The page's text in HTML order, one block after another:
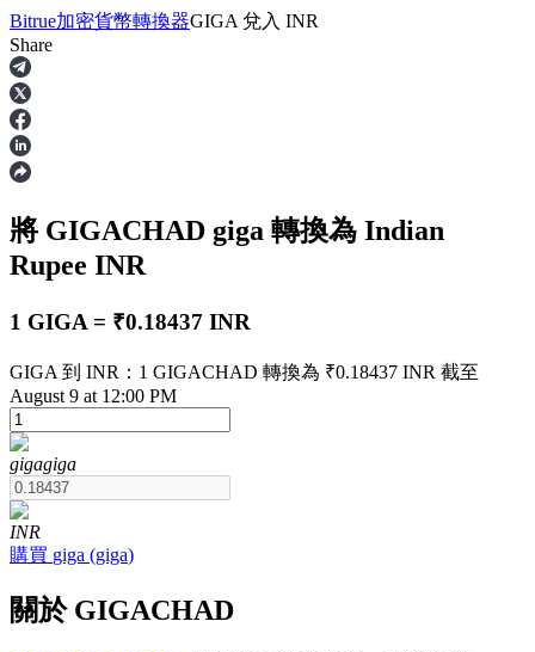
合約
USDT永續
多種以USDT結算的永續合約
Bitrue加密貨幣轉換器GIGA 兌入 INR
Share
將 GIGACHAD giga 轉換為 Indian
Rupee INR
1 GIGA = ₹0.18437 INR
GIGA 到 INR：1 GIGACHAD 轉換為 ₹0.18437 INR 截至
August 9 at 12:00 PM
gigagiga
INR
購買 giga (giga)
關於 GIGACHAD